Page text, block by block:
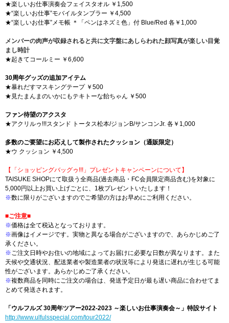
★楽しいお仕事演奏会フェイスタオル ￥1,500
★“楽しいお仕事”モバイルタンブラー ￥4,500
★“楽しいお仕事”メモ帳 ＊「ペンはネズミ色」付 Blue/Red 各￥1,000
メンバーの肉声が収録されると共に文字盤にあしらわれた顔写真が楽しい目覚
まし時計
★起きてコールミー ￥6,600
30周年グッズの追加アイテム
★暴れだすマスキングテープ ￥500
★見たまんまのいかにもテキトーな飴ちゃん ￥500
ファン待望のアクスタ
★アクリルゥ!!!スタンド トータス松本/ジョンB/サンコンJr. 各￥1,000
多数のご要望にお応えして製作されたクッション（通販限定）
★ウ クッション ￥4,500
【「ショッピングバッグゥ!!!」プレゼントキャンペーンについて】
TAISUKE SHOPにて取扱う全商品(過去商品・FC会員限定商品含む)を対象に
5,000円以上お買い上げごとに、1枚プレゼントいたします！
※数に限りがございますのでご希望の方はお早めにご利用ください。
■ご注意■
※価格は全て税込となっております。
※画像はイメージです。実物と異なる場合がございますので、あらかじめご了
承ください。
※ご注文日時やお住いの地域によってお届けに必要な日数が異なります。また
天候や交通状況、配送業者や製造業者の状況等により発送に遅れが生じる可能
性がございます。あらかじめご了承ください。
※複数商品を同時にご注文の場合は、発送予定日が最も遅い商品に合わせてま
とめて発送されます。
「ウルフルズ 30周年ツアー2022-2023 ～楽しいお仕事演奏会～」特設サイト
http://www.ulfulsspecial.com/tour2022/